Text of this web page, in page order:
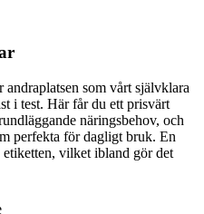
som vårt självklara
i test. Här får du ett prisvärt
näringsbehov, och
perfekta för dagligt bruk. En
vilket ibland gör det